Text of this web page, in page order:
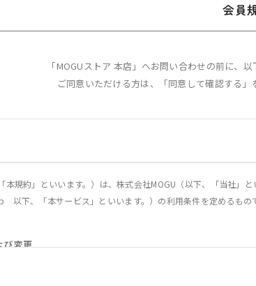
会員
「MOGUストア 本店」へお問い合わせの前に、
ご同意いただける方は、「同意して確認する」
本規約」といいます。）は、株式会社MOGU（以下、「当社」
以下、「本サービス」といいます。）の利用条件を定めるもの
び変更